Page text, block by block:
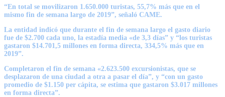
“En total se movilizaron 1.650.000 turistas, 55,7% más que en el
mismo fin de semana largo de 2019”, señaló CAME.
La entidad indicó que durante el fin de semana largo el gasto diario
fue de $2.700 cada uno, la estadía media «de 3,3 días” y “los turistas
gastaron $14.701,5 millones en forma directa, 334,5% más que en
2019”.
Completaron el fin de semana «2.623.500 excursionistas, que se
desplazaron de una ciudad a otra a pasar el día”, y “con un gasto
promedio de $1.150 per cápita, se estima que gastaron $3.017 millones
en forma directa”.